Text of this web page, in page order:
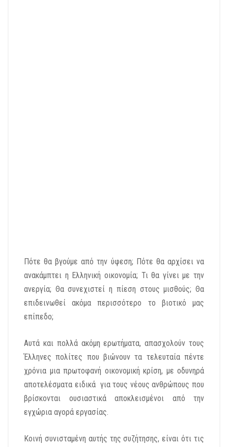
Πότε θα βγούμε από την ύφεση; Πότε θα αρχίσει να
ανακάμπτει η Ελληνική οικονομία; Τι θα γίνει με την
ανεργία; Θα συνεχιστεί η πίεση στους μισθούς; Θα
επιδεινωθεί ακόμα περισσότερο το βιοτικό μας
επίπεδο;
Αυτά και πολλά ακόμη ερωτήματα, απασχολούν τους
Έλληνες πολίτες που βιώνουν τα τελευταία πέντε
χρόνια μια πρωτοφανή οικονομική κρίση, με οδυνηρά
αποτελέσματα ειδικά για τους νέους ανθρώπους που
βρίσκονται ουσιαστικά αποκλεισμένοι από την
εγχώρια αγορά εργασίας.
Κοινή συνισταμένη αυτής της συζήτησης, είναι ότι τις